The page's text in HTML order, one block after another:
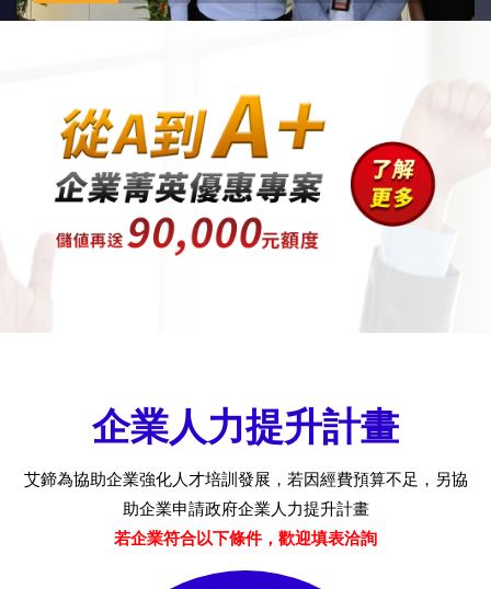
企業人力提升計畫
艾鍗為協助企業強化人才培訓發展，若因經費預算不足，另協
助企業申請政府企業人力提升計畫
若企業符合以下條件，歡迎填表洽詢